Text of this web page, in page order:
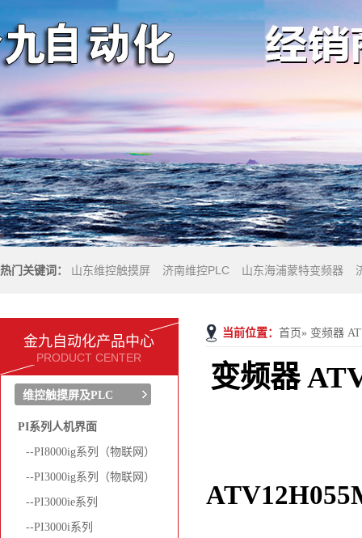
热门关键词： 山东维控触摸屏 济南维控PLC 山东海浦蒙特变频器
当前位置： 首页» 变频器
变频器
金九自动化产品中心
PRODUCT CENTER
维控触摸屏及PLC
PI系列人机界面
--PI8000ig系列（物联网）
--PI3000ig系列（物联网）
--PI3000ie系列
--PI3000i系列